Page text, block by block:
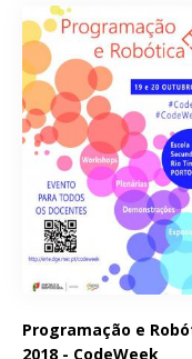
Programação e
2018 - CodeWeek